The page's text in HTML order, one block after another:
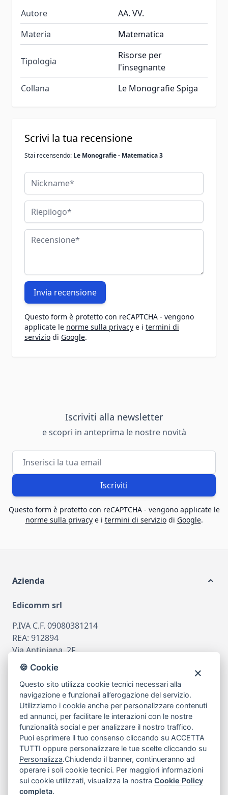
Autore
AA. VV.
Materia
Matematica
Tipologia
Risorse per
l'insegnante
Collana
Le Monografie Spiga
Scrivi la tua recensione
Stai recensendo: Le Monografie - Matematica 3
Nickname
Riepilogo
Recensione
Invia recensione
Questo form è protetto con reCAPTCHA - vengono
applicate le norme sulla privacy e i termini di
servizio di Google.
Iscriviti alla newsletter
e scopri in anteprima le nostre novità
Indirizzo email
Iscriviti
Questo form è protetto con reCAPTCHA - vengono applicate le
norme sulla privacye i termini di serviziodi Google.
Azienda
Edicomm srl
P.IVA C.F. 09080381214
REA: 912894
Via Antiniana, 2F
80078 Pozzuoli
tel081.7515380
emailinfo@edicomm.it
Assistenza Clienti
Chi siamo
My Account
🍪 Cookie
Questo sito utilizza cookie tecnici necessari alla
navigazione e funzionali all’erogazione del servizio.
Utilizziamo i cookie anche per personalizzare contenuti
ed annunci, per facilitare le interazioni con le nostre
funzionalità social e per analizzare il nostro traffico.
Puoi esprimere il tuo consenso cliccando su ACCETTA
TUTTI oppure personalizzare le tue scelte cliccando su
Personalizza.Chiudendo il banner, continueranno ad
operare i soli cookie tecnici. Per maggiori informazioni
sui cookie utilizzati, visualizza la nostraCookie Policy
completa.